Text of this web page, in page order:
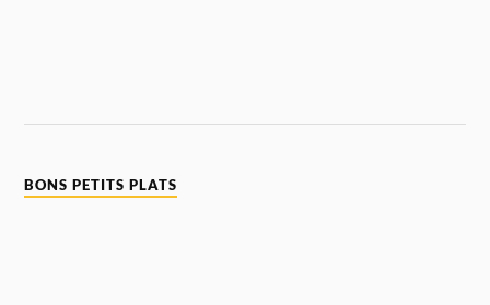
BONS PETITS PLATS